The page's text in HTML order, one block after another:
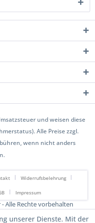
und weisen diese
Alle Preise zzgl.
wenn nicht anders
Widerrufsbelehrung
Impressum
Alle Rechte vorbehalten
unserer Dienste. Mit der